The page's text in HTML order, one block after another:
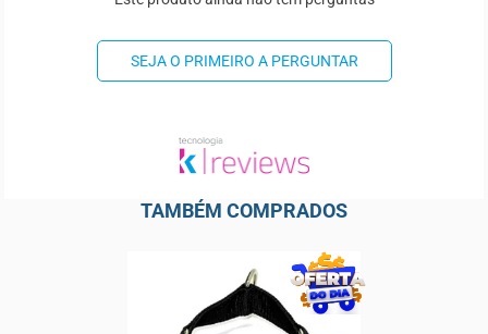
SEJA O PRIMEIRO A PERGUNTAR
TAMBÉM COMPRADOS